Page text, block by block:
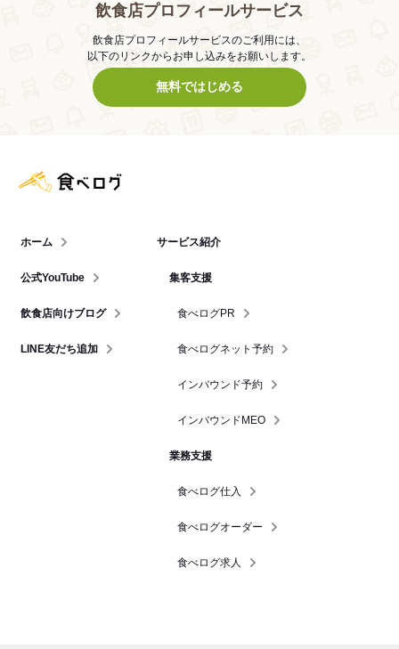
飲食店プロフィールサービス
飲食店プロフィールサービスのご利用には、
以下のリンクからお申し込みをお願いします。
無料ではじめる
ホーム
公式YouTube
飲食店向けブログ
LINE友だち追加
サービス紹介
集客支援
食べログPR
食べログネット予約
インバウンド予約
インバウンドMEO
業務支援
食べログ仕入
食べログオーダー
食べログ求人